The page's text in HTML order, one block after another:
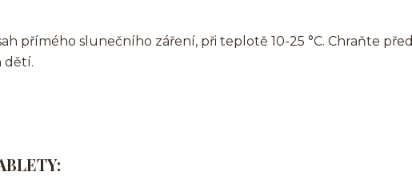
přímého slunečního záření, při teplotě 10-25 °C. Chraňte před
dětí.